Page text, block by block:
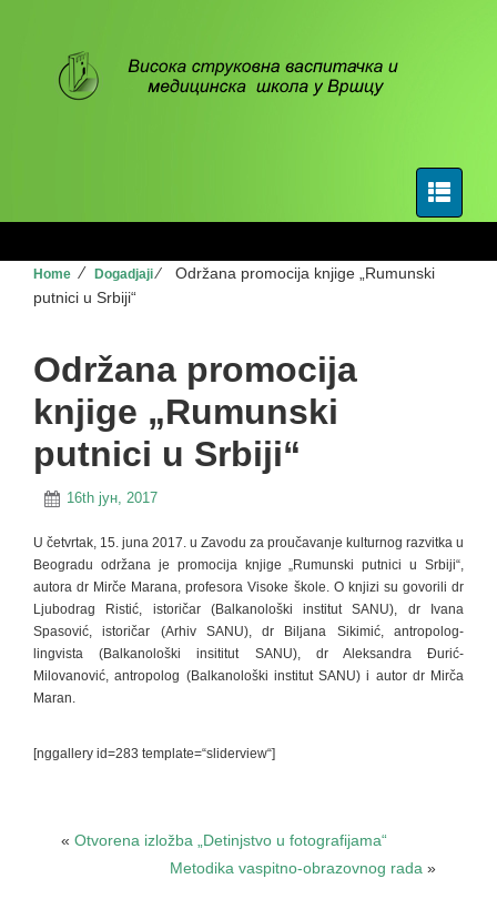
Home ⁄ Dogadjaji⁄
Održana promocija knjige „Rumunski
putnici u Srbiji“
Održana promocija
knjige „Rumunski
putnici u Srbiji“
16th јун, 2017
U četvrtak, 15. juna 2017. u Zavodu za proučavanje kulturnog razvitka u
Beogradu održana je promocija knjige „Rumunski putnici u Srbiji“,
autora dr Mirče Marana, profesora Visoke škole. O knjizi su govorili dr
Ljubodrag Ristić, istoričar (Balkanološki institut SANU), dr Ivana
Spasović, istoričar (Arhiv SANU), dr Biljana Sikimić, antropolog-
lingvista (Balkanološki insititut SANU), dr Aleksandra Đurić-
Milovanović, antropolog (Balkanološki institut SANU) i autor dr Mirča
Maran.
[nggallery id=283 template=“sliderview“]
« Otvorena izložba „Detinjstvo u fotografijama“
Metodika vaspitno-obrazovnog rada »